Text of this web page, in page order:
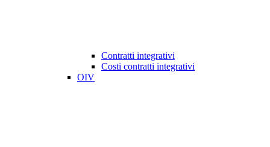
Contratti integrativi
Costi contratti integrativi
OIV